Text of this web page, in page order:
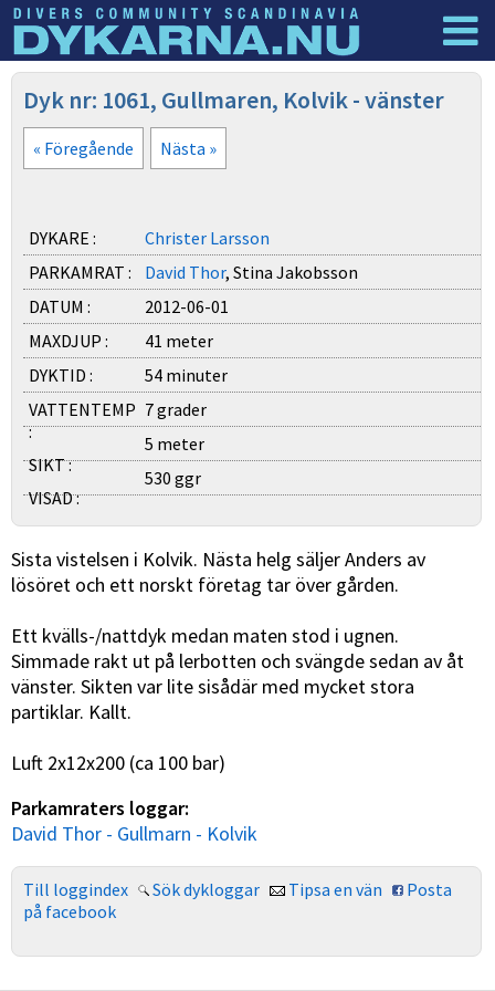
Dyknyheter
Dyk nr: 1061, Gullmaren, Kolvik - vänster
« Föregående Nästa »
DYKARE :
Christer Larsson
PARKAMRAT :
David Thor, Stina Jakobsson
DATUM :
2012-06-01
MAXDJUP :
41 meter
DYKTID :
54 minuter
VATTENTEMP
:
7 grader
SIKT :
5 meter
VISAD :
530 ggr
Sista vistelsen i Kolvik. Nästa helg säljer Anders av
lösöret och ett norskt företag tar över gården.
Ett kvälls-/nattdyk medan maten stod i ugnen.
Simmade rakt ut på lerbotten och svängde sedan av åt
vänster. Sikten var lite sisådär med mycket stora
partiklar. Kallt.
Luft 2x12x200 (ca 100 bar)
Parkamraters loggar:
David Thor - Gullmarn - Kolvik
Till loggindex Sök dykloggar Tipsa en vän
Posta
på facebook